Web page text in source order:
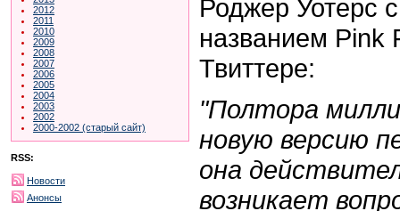
2012
2011
2010
2009
2008
2007
2006
2005
2004
2003
2002
2000-2002 (старый сайт)
RSS:
Новости
Анонсы
Роджер Уотерс
названием Pink
Твиттере:
"Полтора
новую версию
она
возникает